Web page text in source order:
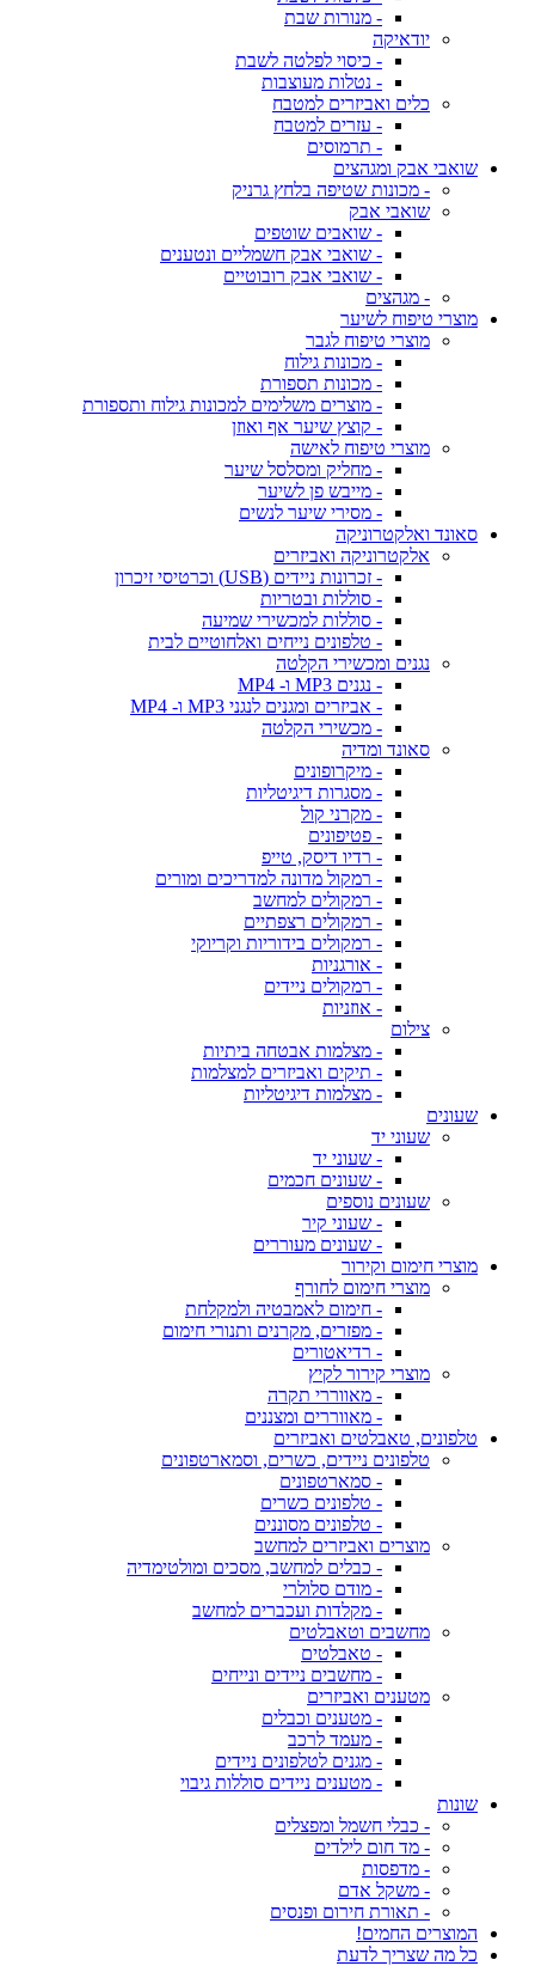
- מנורות שבת
יודאיקה
- כיסוי לפלטה לשבת
- נטלות מעוצבות
כלים ואביזרים למטבח
- עזרים למטבח
- תרמוסים
שואבי אבק ומגהצים
- מכונות שטיפה בלחץ גרניק
שואבי אבק
- שואבים שוטפים
- שואבי אבק חשמליים ונטענים
- שואבי אבק רובוטיים
- מגהצים
מוצרי טיפוח לשיער
מוצרי טיפוח לגבר
- מכונות גילוח
- מכונות תספורת
- מוצרים משלימים למכונות גילוח ותספורת
- קוצץ שיער אף ואוזן
מוצרי טיפוח לאישה
- מחליק ומסלסל שיער
- מייבש פן לשיער
- מסירי שיער לנשים
סאונד ואלקטרוניקה
אלקטרוניקה ואביזרים
- זכרונות ניידים (USB) וכרטיסי זיכרון
- סוללות ובטריות
- סוללות למכשירי שמיעה
- טלפונים נייחים ואלחוטיים לבית
נגנים ומכשירי הקלטה
- נגנים MP3 ו- MP4
- אביזרים ומגנים לנגני MP3 ו- MP4
- מכשירי הקלטה
סאונד ומדיה
- מיקרופונים
- מסגרות דיגיטליות
- מקרני קול
- פטיפונים
- רדיו דיסק, טייפ
- רמקול מדונה למדריכים ומורים
- רמקולים למחשב
- רמקולים רצפתיים
- רמקולים בידוריות וקריוקי
- אורגניות
- רמקולים ניידים
- אוזניות
צילום
- מצלמות אבטחה ביתיות
- תיקים ואביזרים למצלמות
- מצלמות דיגיטליות
שעונים
שעוני יד
- שעוני יד
- שעונים חכמים
שעונים נוספים
- שעוני קיר
- שעונים מעוררים
מוצרי חימום וקירור
מוצרי חימום לחורף
- חימום לאמבטיה ולמקלחת
- מפזרים, מקרנים ותנורי חימום
- רדיאטורים
מוצרי קירור לקיץ
- מאווררי תקרה
- מאווררים ומצננים
טלפונים, טאבלטים ואביזרים
טלפונים ניידים, כשרים, וסמארטפונים
- סמארטפונים
- טלפונים כשרים
- טלפונים מסוננים
מוצרים ואביזרים למחשב
- כבלים למחשב, מסכים ומולטימדיה
- מודם סלולרי
- מקלדות ועכברים למחשב
מחשבים וטאבלטים
- טאבלטים
- מחשבים ניידים ונייחים
מטענים ואביזרים
- מטענים וכבלים
- מעמד לרכב
- מגנים לטלפונים ניידים
- מטענים ניידים סוללות גיבוי
שונות
- כבלי חשמל ומפצלים
- מד חום לילדים
- מדפסות
- משקל אדם
- תאורת חירום ופנסים
המוצרים החמים!
כל מה שצריך לדעת